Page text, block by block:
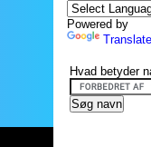
Powered by
Translate
Hvad betyder